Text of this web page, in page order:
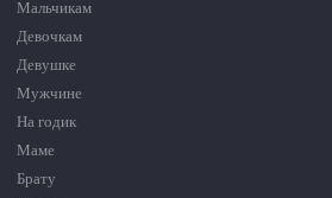
Мальчикам
Девочкам
Девушке
Мужчине
На годик
Маме
Брату